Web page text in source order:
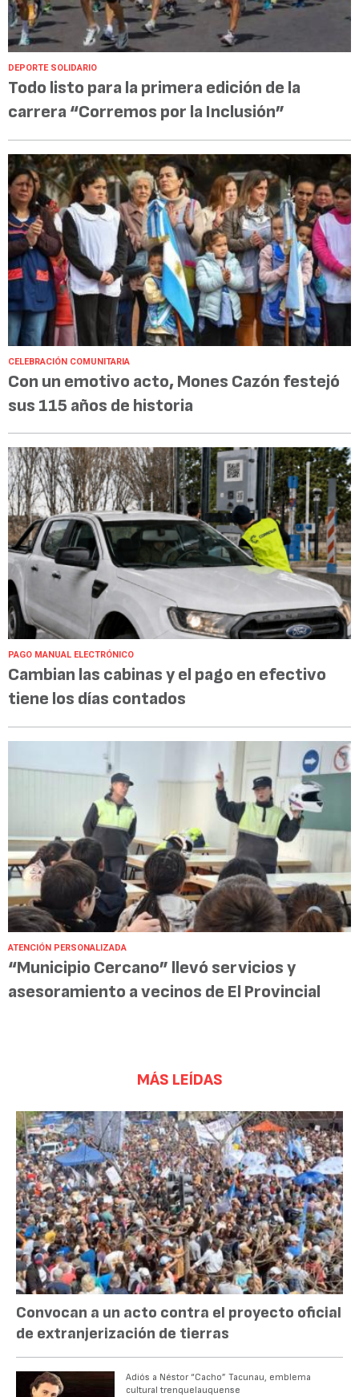
DEPORTE SOLIDARIO
Todo listo para la primera edición de la
carrera “Corremos por la Inclusión”
CELEBRACIÓN COMUNITARIA
Con un emotivo acto, Mones Cazón festejó
sus 115 años de historia
PAGO MANUAL ELECTRÓNICO
Cambian las cabinas y el pago en efectivo
tiene los días contados
ATENCIÓN PERSONALIZADA
“Municipio Cercano” llevó servicios y
asesoramiento a vecinos de El Provincial
MÁS LEÍDAS
Convocan a un acto contra el proyecto oficial
de extranjerización de tierras
Adiós a Néstor “Cacho” Tacunau, emblema
cultural trenquelauquense